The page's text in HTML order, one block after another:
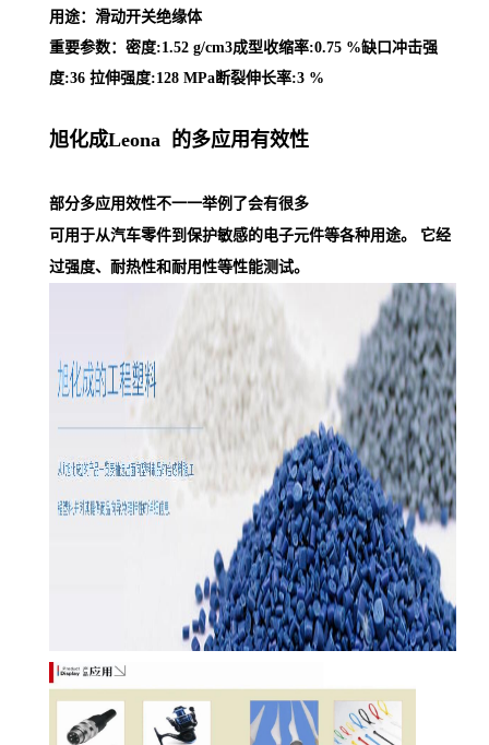
用途：滑动开关绝缘体
重要参数：密度:1.52 g/cm3成型收缩率:0.75 %缺口冲击强
度:36 拉伸强度:128 MPa断裂伸长率:3 %
旭化成Leona 的多应用有效性
部分多应用效性不一一举例了会有很多
可用于从汽车零件到保护敏感的电子元件等各种用途。 它经
过强度、耐热性和耐用性等性能测试。